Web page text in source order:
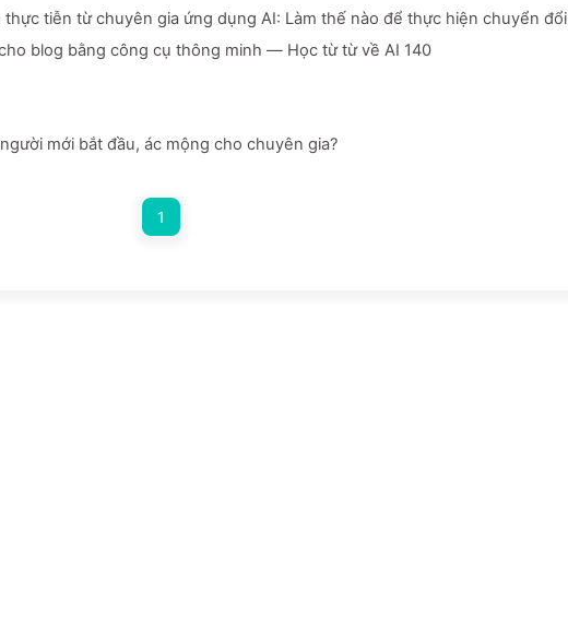
thực tiễn từ chuyên gia ứng dụng AI: Làm thế nào để thực hiện chuyển đổi
blog bằng công cụ thông minh — Học từ từ về AI 140
mới bắt đầu, ác mộng cho chuyên gia?
1